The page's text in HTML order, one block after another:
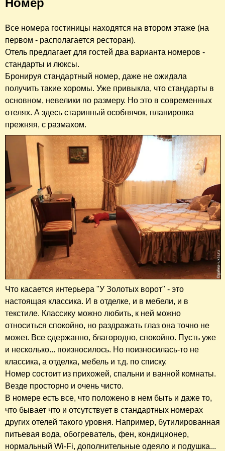
Все номера гостиницы находятся на втором этаже (на
первом - располагается ресторан).
Отель предлагает для гостей два варианта номеров -
стандарты и люксы.
Бронируя стандартный номер, даже не ожидала
получить такие хоромы. Уже привыкла, что стандарты в
основном, невелики по размеру. Но это в современных
отелях. А здесь старинный особнячок, планировка
прежняя, с размахом.
Что касается интерьера "У Золотых ворот" - это
настоящая классика. И в отделке, и в мебели, и в
текстиле. Классику можно любить, к ней можно
относиться спокойно, но раздражать глаз она точно не
может. Все сдержанно, благородно, спокойно. Пусть уже
и несколько... поизносилось. Но поизносилась-то не
классика, а отделка, мебель и т.д. по списку.
Номер состоит из прихожей, спальни и ванной комнаты.
Везде просторно и очень чисто.
В номере есть все, что положено в нем быть и даже то,
что бывает что и отсутствует в стандартных номерах
других отелей такого уровня. Например, бутилированная
питьевая вода, обогреватель, фен, кондиционер,
нормальный Wi-Fi, дополнительные одеяло и подушка...